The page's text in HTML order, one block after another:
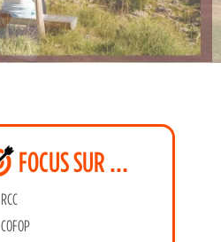
FOCUS SUR …
RCC
COFOP